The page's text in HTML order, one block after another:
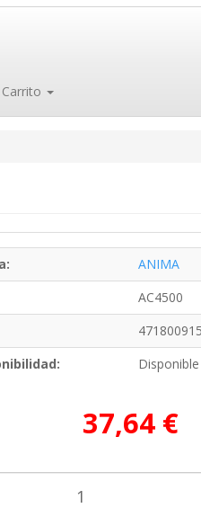
Carrito
ANIMA
AC4500
Disponible
37,64 €